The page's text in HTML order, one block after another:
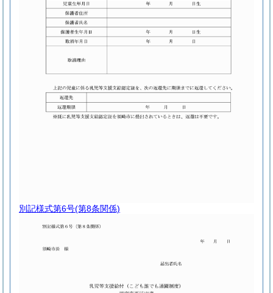
別記様式第6号(第8条関係)